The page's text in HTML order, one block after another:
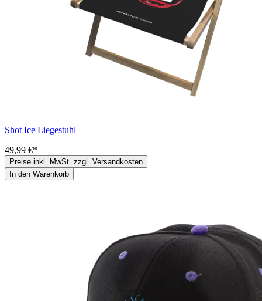
Shot Ice Liegestuhl
49,99 €*
Preise inkl. MwSt. zzgl. Versandkosten
In den Warenkorb